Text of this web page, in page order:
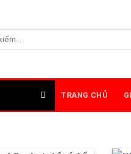
TRANG CHỦ